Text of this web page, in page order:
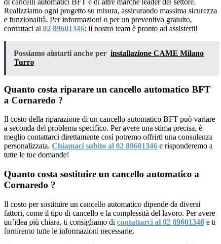
Realizziamo ogni progetto su misura, assicurando massima sicurezza
e funzionalità. Per informazioni o per un preventivo gratuito,
contattaci al 02 89601346: il nostro team è pronto ad assisterti!
Possiamo aiutarti anche per installazione CAME Milano
Turro
Quanto costa riparare un cancello automatico BFT
a Cornaredo ?
Il costo della riparazione di un cancello automatico BFT può variare
a seconda del problema specifico. Per avere una stima precisa, è
meglio contattarci direttamente così potremo offrirti una consulenza
personalizzata. Chiamaci subito al 02 89601346 e risponderemo a
tutte le tue domande!
Quanto costa sostituire un cancello automatico a
Cornaredo ?
Il costo per sostituire un cancello automatico dipende da diversi
fattori, come il tipo di cancello e la complessità del lavoro. Per avere
un’idea più chiara, ti consigliamo di contattarci al 02 89601346 e ti
forniremo tutte le informazioni necessarie.